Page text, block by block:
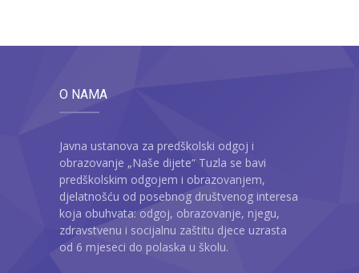
O NAMA
Javna ustanova za predškolski odgoj i
obrazovanje „Naše dijete“ Tuzla se bavi
predškolskim odgojem i obrazovanjem,
djelatnošću od posebnog društvenog interesa
koja obuhvata: odgoj, obrazovanje, njegu,
zdravstvenu i socijalnu zaštitu djece uzrasta
od 6 mjeseci do polaska u školu.